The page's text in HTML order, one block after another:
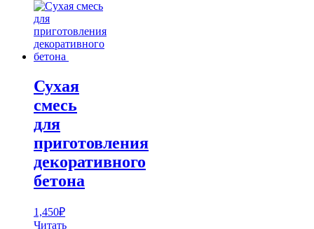
Сухая
смесь
для
приготовления
декоративного
бетона
1,450₽
Читать